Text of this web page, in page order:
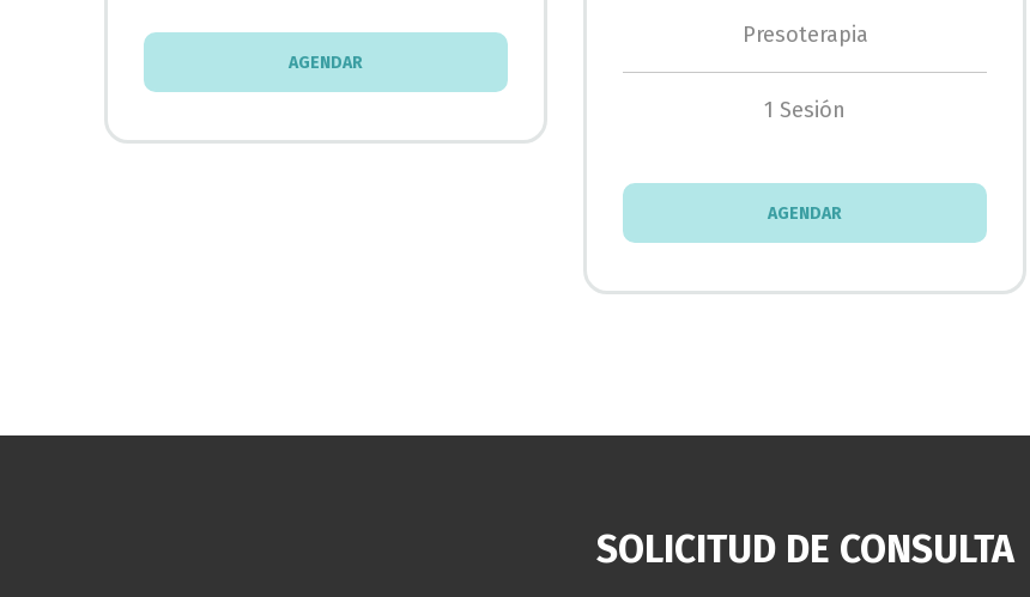
AGENDAR
Presoterapia
1 Sesión
AGENDAR
SOLICITUD DE CONSULTA